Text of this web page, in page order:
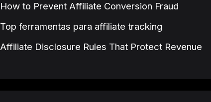
How to Prevent Affiliate Conversion Fraud
Top ferramentas para affiliate tracking
Affiliate Disclosure Rules That Protect Revenue